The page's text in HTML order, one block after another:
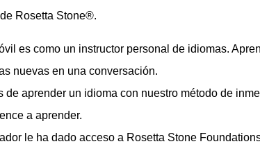
Rosetta Stone®.
es como un instructor personal de idiomas.
nuevas en una conversación.
de aprender un idioma con nuestro método de
a aprender.
le ha dado acceso a Rosetta Stone